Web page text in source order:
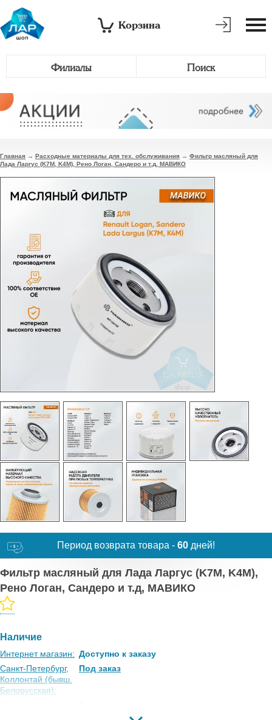
Корзина
Филиалы Поиск
Главная → Расходные материалы для тех. обслуживания → Фильтр масляный для
Лада Ларгус (K7M, K4M), Рено Логан, Сандеро и т.д, МАВИКО
Период возврата товара - 60 дней!
Фильтр масляный для Лада Ларгус (K7M, K4M),
Рено Логан, Сандеро и т.д, МАВИКО
Наличие
Интернет магазин: Доступно к заказу
Санкт-Петербург,
Коллонтай (бывш.
Белорусская):
Под заказ